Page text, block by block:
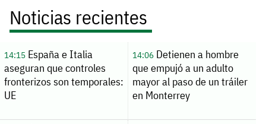
Noticias recientes
14:15España e Italia
aseguran que controles
fronterizos son temporales:
UE
14:06Detienen a hombre
que empujó a un adulto
mayor al paso de un tráiler
en Monterrey